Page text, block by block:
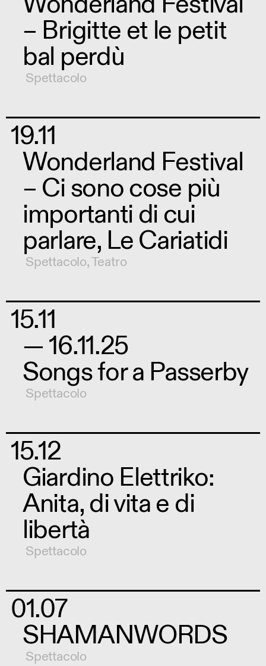
– Brigitte et le petit
bal perdù
Spettacolo
19.11
Wonderland Festival
– Ci sono cose più
importanti di cui
parlare, Le Cariatidi
Spettacolo,Teatro
15.11
— 16.11.25
Songs for a Passerby
Spettacolo
15.12
Giardino Elettriko:
Anita, di vita e di
libertà
Spettacolo
01.07
SHAMANWORDS
Spettacolo